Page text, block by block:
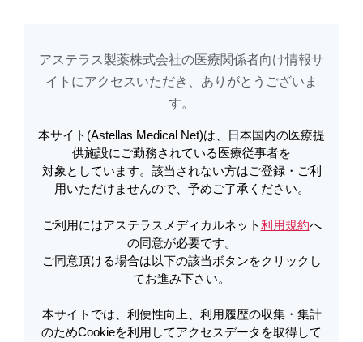
アステラスメディカルネットでは、利便性向上、利用履歴の収集・集計のた
Cookieを利用してアクセスデータを取得しています。詳しくは 利用規約
安全性定期報告（抜粋） | 【詳細
版】エベレンゾ 特定使用成績調査 集
2025/6〕 | エベレンゾ
アステラス製薬株式会社の医療関係者向け情報サ
イトに​アクセスいただき、ありがとうございま
す。​
本サイト(Astellas Medical Net)は、日本国内の医療提
供施設にご勤務されている医療従事者を
対象としています。該当されない方はご登録・ご利
用いただけませんので、予めご了承ください。
ご利用にはアステラスメディカルネット利用規約へ
の同意が必要です。
ご同意頂ける場合は以下の該当ボタンをクリックし
てお進み下さい。
本サイトでは、利便性向上、利用履歴の収集・集計
のためCookieを利用してアクセスデータを取得して